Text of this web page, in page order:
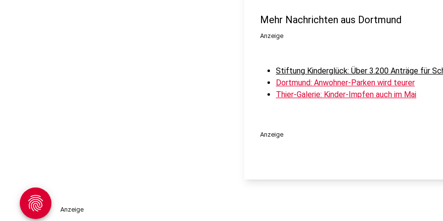
Mehr Nachrichten aus Dortmund
Anzeige
Stiftung Kinderglück: Über 3.200 Anträge für
Dortmund: Anwohner-Parken wird teurer
Thier-Galerie: Kinder-Impfen auch im Mai
Anzeige
Anzeige